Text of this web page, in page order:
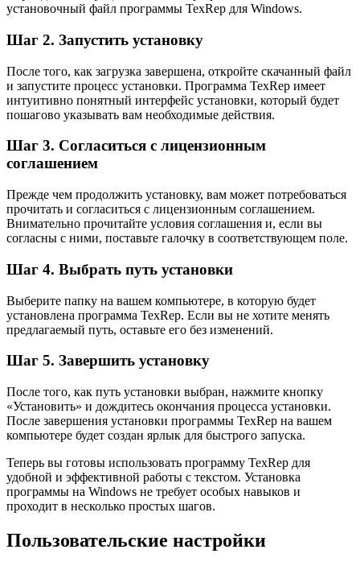
установочный файл программы TexRep для Windows.
Шаг 2. Запустить установку
После того, как загрузка завершена, откройте скачанный файл
и запустите процесс установки. Программа TexRep имеет
интуитивно понятный интерфейс установки, который будет
пошагово указывать вам необходимые действия.
Шаг 3. Согласиться с лицензионным
соглашением
Прежде чем продолжить установку, вам может потребоваться
прочитать и согласиться с лицензионным соглашением.
Внимательно прочитайте условия соглашения и, если вы
согласны с ними, поставьте галочку в соответствующем поле.
Шаг 4. Выбрать путь установки
Выберите папку на вашем компьютере, в которую будет
установлена программа TexRep. Если вы не хотите менять
предлагаемый путь, оставьте его без изменений.
Шаг 5. Завершить установку
После того, как путь установки выбран, нажмите кнопку
«Установить» и дождитесь окончания процесса установки.
После завершения установки программы TexRep на вашем
компьютере будет создан ярлык для быстрого запуска.
Теперь вы готовы использовать программу TexRep для
удобной и эффективной работы с текстом. Установка
программы на Windows не требует особых навыков и
проходит в несколько простых шагов.
Пользовательские настройки